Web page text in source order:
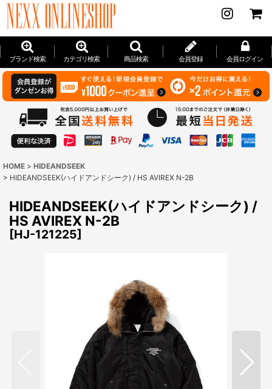
ブランド検索 カテゴリ検索 商品検索 会員登録 会員ログイン
HOME > HIDEANDSEEK
> HIDEANDSEEK(ハイドアンドシーク) / HS AVIREX N-2B
HIDEANDSEEK(ハイドアンドシーク) /
HS AVIREX N-2B
[HJ-121225]